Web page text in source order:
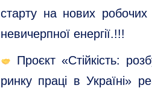
старту на нових робочих
невичерпної енергії.!!!
Проєкт «Стійкість:
ринку праці в Україні»